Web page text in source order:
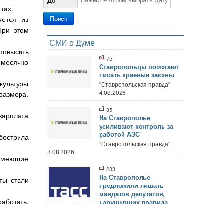
из
этом
стали
СМИ о Думе
75
Ставропольцы помогают
писать краевые законы
"Ставропольская правда"
4.08.2026
85
На Ставрополье
усиливают контроль за
работой АЗС
"Ставропольская правда"
3.08.2026
233
На Ставрополье
предложили лишать
мандатов депутатов,
нарушивших правила